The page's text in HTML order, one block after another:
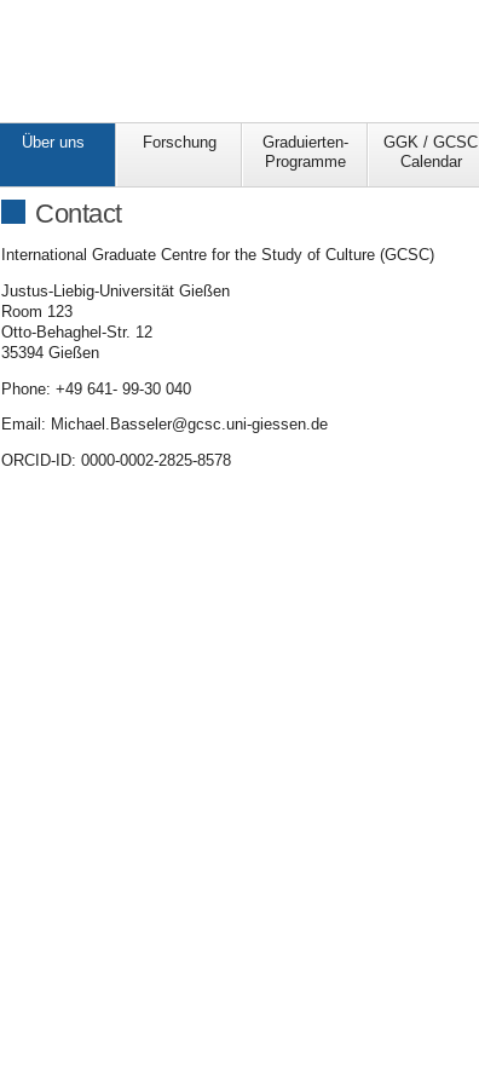
Über uns Forschung
Graduierten-
Programme
GGK / GCSC
Calendar
Contact
International Graduate Centre for the Study of Culture (GCSC)
Justus-Liebig-Universität Gießen
Room 123
Otto-Behaghel-Str. 12
35394 Gießen
Phone: +49 641- 99-30 040
Email: Michael.Basseler@gcsc.uni-giessen.de
ORCID-ID: 0000-0002-2825-8578